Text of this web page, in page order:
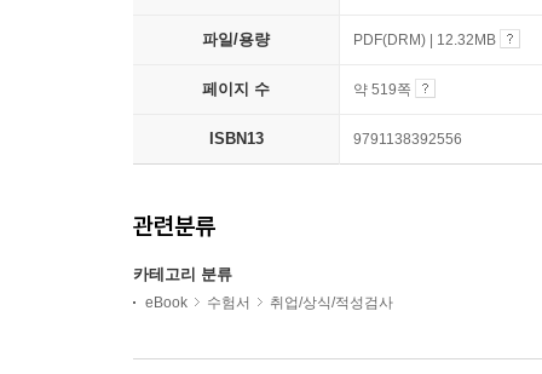
파일/용량 PDF(DRM) | 12.32MB
페이지 수 약 519쪽
ISBN13 9791138392556
관련분류
카테고리 분류
eBook 수험서 취업/상식/적성검사